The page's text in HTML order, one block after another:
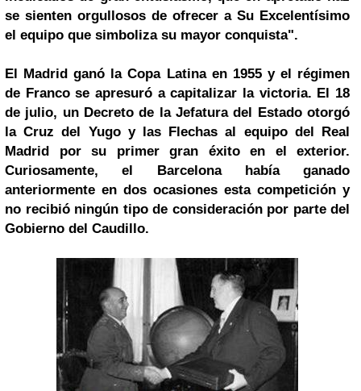
se sienten orgullosos de ofrecer a Su Excelentísimo
el equipo que simboliza su mayor conquista".
El Madrid ganó la Copa Latina en 1955 y el régimen
de Franco se apresuró a capitalizar la victoria. El 18
de julio, un Decreto de la Jefatura del Estado otorgó
la Cruz del Yugo y las Flechas al equipo del Real
Madrid por su primer gran éxito en el exterior.
Curiosamente, el Barcelona había ganado
anteriormente en dos ocasiones esta competición y
no recibió ningún tipo de consideración por parte del
Gobierno del Caudillo.